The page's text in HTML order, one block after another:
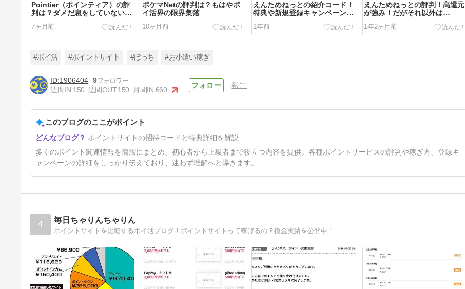
Pointier（ポインティア）の評
判は？ダメだ息をしていない…
7ヶ月前
ポケマNetの評判は？もはやポ
イ活界の限界集落
10ヶ月前
えんためねっとの紹介コード！
特典や新規登録キャンペーンま
1年前
えんためねっとの評判！高還元
が強み！だがそれ以外は…
1年2ヶ月前
1年7ヶ月前
#ポイ活 #ポイントサイト #ぼっち #お小遣い稼ぎ
1906404 9
週間IN:150 週間OUT:150 月間IN:660
報告
このブログのここがポイント
ポイントサイトの招待コードと特典詳細を解説
多くのポイント関連情報を簡潔にまとめ、初心者から上級者まで役立つ内容を提供。各種ポイントサービスの評判や稼ぎ方、登録キ
ャンペーンの詳細をしっかり伝えており、迷わず理解へと導きます。
4 毎日ちゃりんちゃりん
ポイントサイトを比較するポイ活ブログ！ポイントサイトって稼げるの？換金実績を公開中！